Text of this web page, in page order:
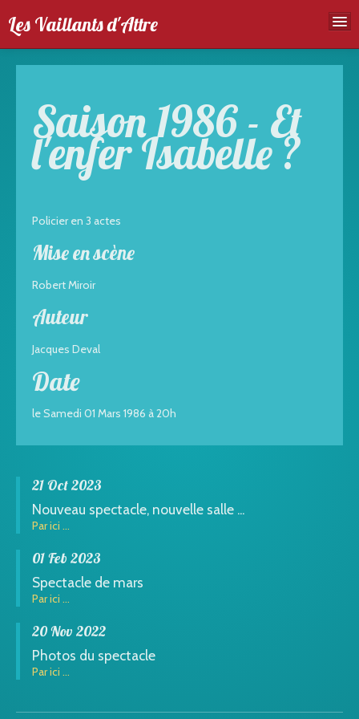
Les Vaillants d'Attre
Spectales
Agenda
Saison 1986 - Et
l'enfer Isabelle ?
Policier en 3 actes
Mise en scène
Robert Miroir
Auteur
Jacques Deval
Date
le Samedi 01 Mars 1986 à 20h
21 Oct 2023
Nouveau spectacle, nouvelle salle ...
Par ici ...
01 Feb 2023
Spectacle de mars
Par ici ...
20 Nov 2022
Photos du spectacle
Par ici ...